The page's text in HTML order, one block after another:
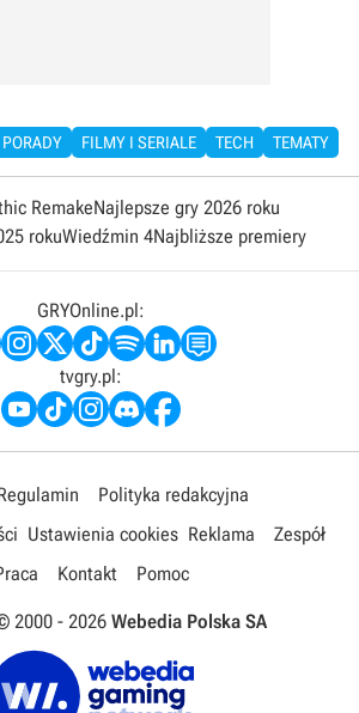
PORADY FILMY I SERIALE TECH TEMATY
RemakeNajlepsze gry 2026 roku
rokuWiedźmin 4Najbliższe premiery
GRYOnline.pl:
tvgry.pl:
Polityka redakcyjna
Ustawienia cookies Reklama
Zespół
Kontakt Pomoc
2000 - 2026 Webedia Polska SA